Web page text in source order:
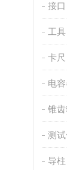
接口
工具
卡尺
电
锥
测
导柱